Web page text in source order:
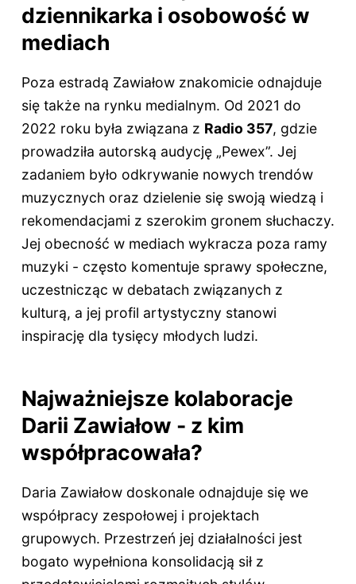
dziennikarka i osobowość w
mediach
Poza estradą Zawiałow znakomicie odnajduje
się także na rynku medialnym. Od 2021 do
2022 roku była związana z Radio 357, gdzie
prowadziła autorską audycję „Pewex”. Jej
zadaniem było odkrywanie nowych trendów
muzycznych oraz dzielenie się swoją wiedzą i
rekomendacjami z szerokim gronem słuchaczy.
Jej obecność w mediach wykracza poza ramy
muzyki - często komentuje sprawy społeczne,
uczestnicząc w debatach związanych z
kulturą, a jej profil artystyczny stanowi
inspirację dla tysięcy młodych ludzi.
Najważniejsze kolaboracje
Darii Zawiałow - z kim
współpracowała?
Daria Zawiałow doskonale odnajduje się we
współpracy zespołowej i projektach
grupowych. Przestrzeń jej działalności jest
bogato wypełniona konsolidacją sił z